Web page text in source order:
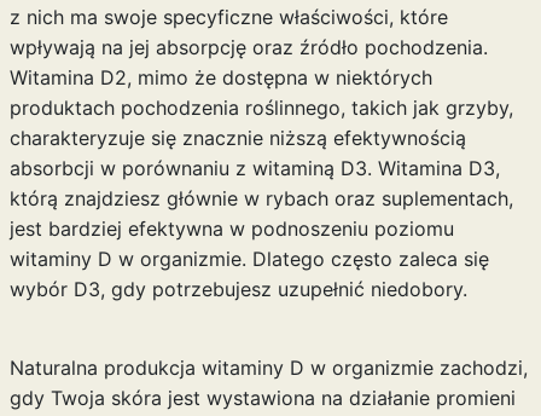
z nich ma swoje specyficzne właściwości, które
wpływają na jej absorpcję oraz źródło pochodzenia.
Witamina D2, mimo że dostępna w niektórych
produktach pochodzenia roślinnego, takich jak grzyby,
charakteryzuje się znacznie niższą efektywnością
absorbcji w porównaniu z witaminą D3. Witamina D3,
którą znajdziesz głównie w rybach oraz suplementach,
jest bardziej efektywna w podnoszeniu poziomu
witaminy D w organizmie. Dlatego często zaleca się
wybór D3, gdy potrzebujesz uzupełnić niedobory.
Naturalna produkcja witaminy D w organizmie zachodzi,
gdy Twoja skóra jest wystawiona na działanie promieni